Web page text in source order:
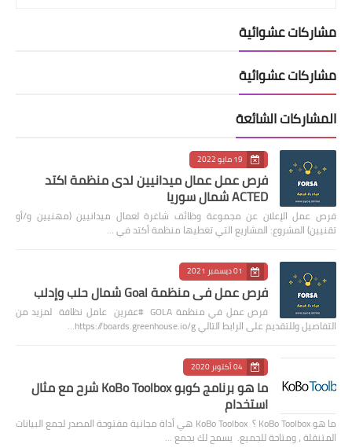
مشاركات عشوائية
مشاركات عشوائية
المشاركات الشائعة
19 مايو 2022
فرص عمل عمال ميدانيين لدى منظمة اكتد
ACTED شمال سوريا
فرص عمل الإعلان عن مجموعة وظائف شاغرة لعمال ميدانيين (مهنيين و/أو
تقنيين) المشروع: المشاريع التي تغطيها منظمة أكتد في …
01 ديسمبر 2021
فرص عمل في منظمة Goal شمال حلب وإدلب
فرص عمل في منظمة GOLA #عفرين عامل نظافة لمزيد من
التفاصيل وللتقديم على الرابط التالي https://boards.greenhouse.io/g…
04 أكتوبر 2020
ما هو برنامج كوبو KoBo Toolbox شرح مع مثال
استخدام
ما هو KoBo Toolbox ؟ KoBo Toolbox هي أداة مجانية مفتوحة المصدر لجمع البيانات
المتنقلة ، ومتاحة للجميع. يسمح لك بجمع …